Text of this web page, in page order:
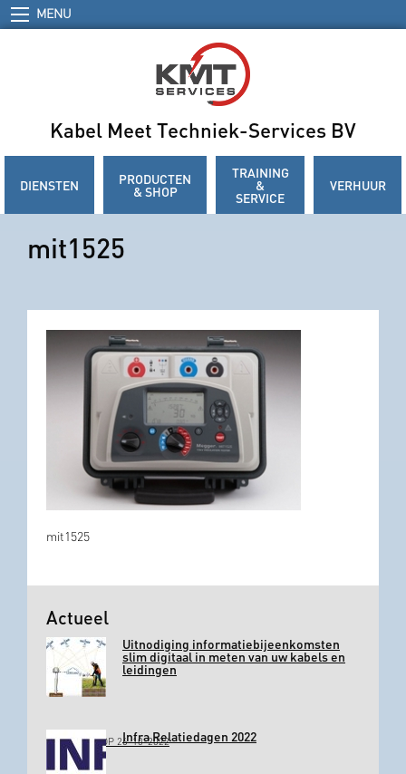
MENU
Kabel Meet Techniek-Services BV
DIENSTEN PRODUCTEN
& SHOP
TRAINING
&
SERVICE
VERHUUR
mit1525
mit1525
Actueel
Uitnodiging informatiebijeenkomsten
slim digitaal in meten van uw kabels en
leidingen
GEPLAATST OP 26-10-2022Infra Relatiedagen 2022